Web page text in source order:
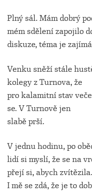
Plný sál. Mám dobrý
mém sdělení zapojilo
diskuze, téma je
Venku sněží stále
kolegy z Turnova, že
pro kalamitní stav
se. V Turnově jen
slabě prší.
V jednu hodinu, po
lidí si myslí, že se na
přejí si, abych zvítězila.
I mě se zdá, že je to